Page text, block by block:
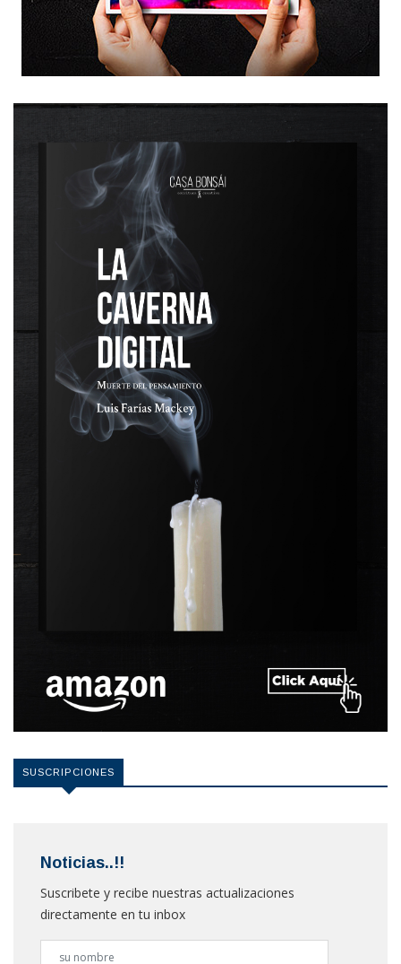
SUSCRIPCIONES
Noticias..!!
Suscribete y recibe nuestras actualizaciones
directamente en tu inbox